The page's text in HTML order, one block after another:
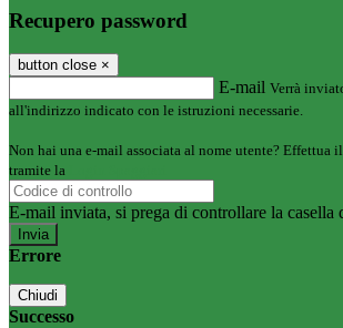
Recupero password
button close ×
E-mail Verrà
all'indirizzo indicato con le istruzioni necessarie.
Non hai una e-mail associata al nome utente? Effettua
tramite la
E-mail inviata, si prega di controllare la casella
Errore
Chiudi
Successo